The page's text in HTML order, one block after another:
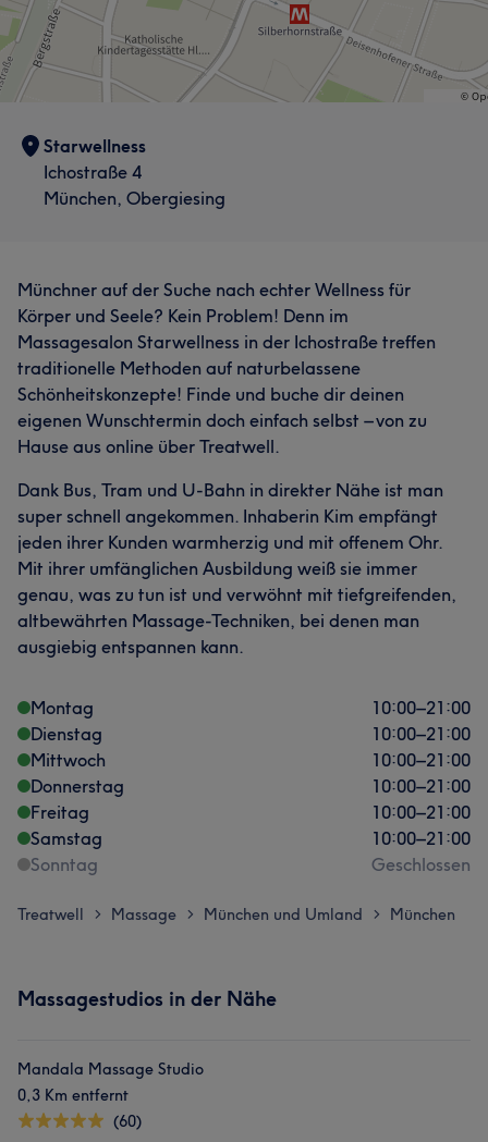
Was unsere Kunden über Kim sagen
Freundlich
Starwellness
Ichostraße 4
München, Obergiesing
Münchner auf der Suche nach echter Wellness für
Körper und Seele? Kein Problem! Denn im
Massagesalon Starwellness in der Ichostraße treffen
traditionelle Methoden auf naturbelassene
Schönheitskonzepte! Finde und buche dir deinen
eigenen Wunschtermin doch einfach selbst – von zu
Hause aus online über Treatwell.
Dank Bus, Tram und U-Bahn in direkter Nähe ist man
super schnell angekommen. Inhaberin Kim empfängt
jeden ihrer Kunden warmherzig und mit offenem Ohr.
Mit ihrer umfänglichen Ausbildung weiß sie immer
genau, was zu tun ist und verwöhnt mit tiefgreifenden,
altbewährten Massage-Techniken, bei denen man
ausgiebig entspannen kann.
Montag 10:00–21:00
Dienstag
10:00–21:00
Mittwoch
10:00–21:00
Donnerstag
10:00–21:00
Freitag
10:00–21:00
Samstag
10:00–21:00
Sonntag
Geschlossen
Treatwell > Massage > München und Umland > München
Massagestudios in der Nähe
Mandala Massage Studio
0,3 Km entfernt
(60)